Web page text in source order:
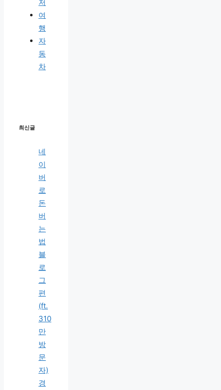
저
여
행
자
동
차
최신글
네
이
버
로
돈
버
는
법
블
로
그
편
(ft.
310
만
방
문
자)
경